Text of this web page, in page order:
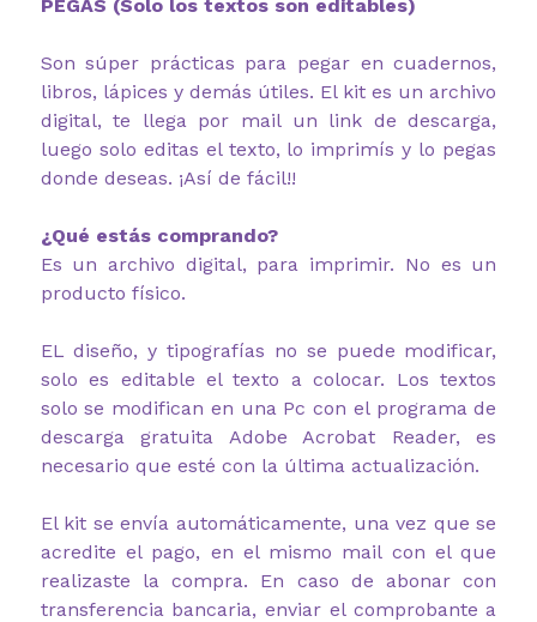
PEGAS (Solo los textos son editables)
Son súper prácticas para pegar en cuadernos,
libros, lápices y demás útiles. El kit es un archivo
digital, te llega por mail un link de descarga,
luego solo editas el texto, lo imprimís y lo pegas
donde deseas. ¡Así de fácil!!
¿Qué estás comprando?
Es un archivo digital, para imprimir. No es un
producto físico.
EL diseño, y tipografías no se puede modificar,
solo es editable el texto a colocar. Los textos
solo se modifican en una Pc con el programa de
descarga gratuita Adobe Acrobat Reader, es
necesario que esté con la última actualización.
El kit se envía automáticamente, una vez que se
acredite el pago, en el mismo mail con el que
realizaste la compra. En caso de abonar con
transferencia bancaria, enviar el comprobante a